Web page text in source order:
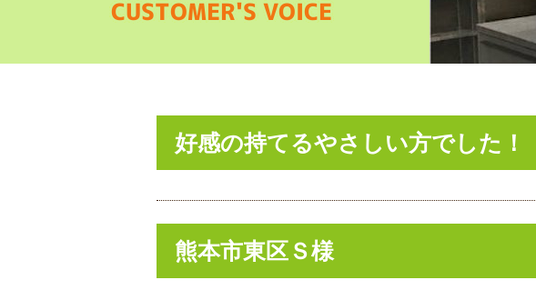
CUSTOMER'S VOICE
好感の持てるやさしい方でした！
熊本市東区Ｓ様